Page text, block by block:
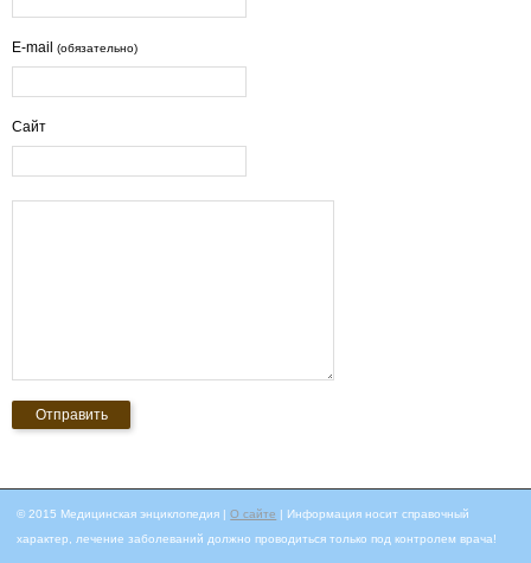
E-mail (обязательно)
Сайт
© 2015 Медицинская энциклопедия |О сайте | Информация носит справочный
характер, лечение заболеваний должно проводиться только под контролем врача!